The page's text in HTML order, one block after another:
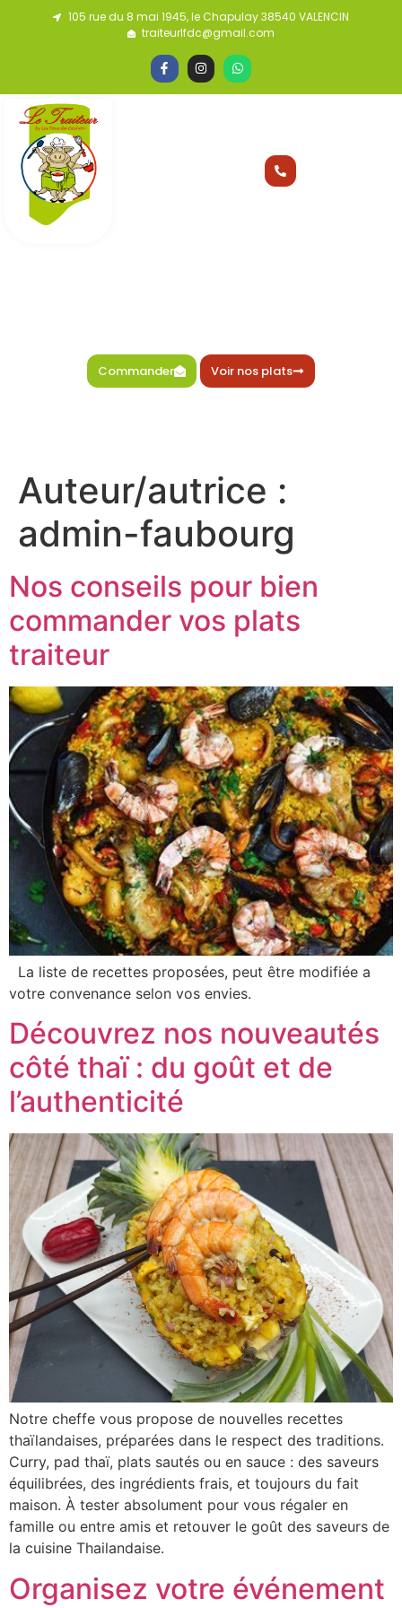
105 rue du 8 mai 1945, le Chapulay 38540 VALENCIN
traiteurlfdc@gmail.com
Commander
Voir nos plats
Auteur/autrice :
admin-faubourg
Nos conseils pour bien
commander vos plats
traiteur
La liste de recettes proposées, peut être modifiée a
votre convenance selon vos envies.
Découvrez nos nouveautés
côté thaï : du goût et de
l’authenticité
Notre cheffe vous propose de nouvelles recettes
thaïlandaises, préparées dans le respect des traditions.
Curry, pad thaï, plats sautés ou en sauce : des saveurs
équilibrées, des ingrédients frais, et toujours du fait
maison. À tester absolument pour vous régaler en
famille ou entre amis et retouver le goût des saveurs de
la cuisine Thailandaise.
Organisez votre événement